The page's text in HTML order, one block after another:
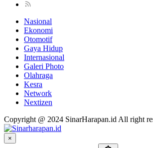
Nasional
Ekonomi
Otomotif
Gaya Hidup
Internasional
Galeri Photo
Olahraga
Kesra
Network
Nextizen
Copyright @ 2024 SinarHarapan.id All right
×